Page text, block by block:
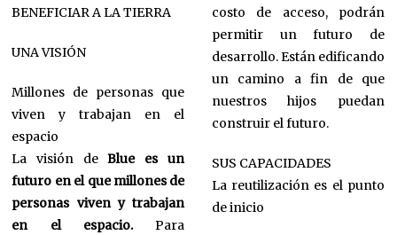
BENEFICIAR A LA TIERRA
UNA VISIÓN
Millones de personas que
viven y trabajan en el
espacio
La visión deBlue es un
futuro en el que millones de
personas viven y trabajan
en el espacio.Para
costo de acceso, podrán
permitir un futuro de
desarrollo. Están edificando
un camino a fin de que
nuestros hijos puedan
construir el futuro.
SUS CAPACIDADES
La reutilización es el punto
de inicio